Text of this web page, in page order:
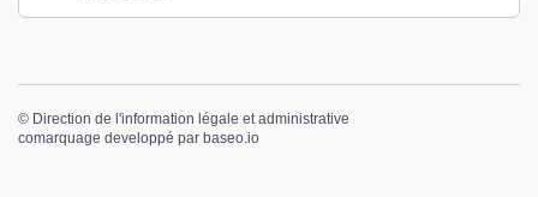
© Direction de l'information légale et administrative
comarquage developpé par baseo.io